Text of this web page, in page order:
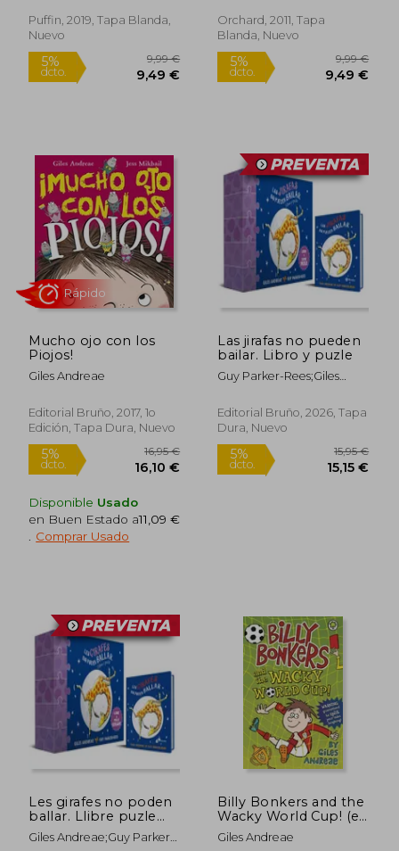
5%
dcto.
8,75 €
8,31 €
5%
dcto.
Puffin, 2019, Tapa Blanda,
Nuevo
5%
dcto.
9,99 €
9,49 €
Orchard, 2011, Tapa
Blanda, Nuevo
5%
dcto.
Mucho ojo con los
Piojos!
Giles Andreae
Editorial Bruño, 2017, 1o
Edición, Tapa Dura, Nuevo
Disponible Usado
en Buen Estado a11,09 €
Comprar Usado
Las jirafas no pueden
bailar. Libro y puzle
Guy Parker-Rees;Giles
Borràs
Editorial Bruño, 2026, Tapa
Dura, Nuevo
Les girafes no poden
ballar. Llibre puzle
(en Català,)
Giles Andreae;Guy Parker-
Billy Bonkers and the
Wacky World Cup! (en
Inglés)
Giles Andreae